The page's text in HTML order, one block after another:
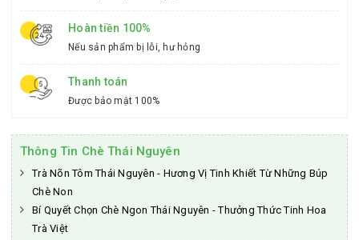
Hoàn tiền 100%
Nếu sản phẩm bị lỗi, hư hỏng
Thanh toán
Được bảo mật 100%
Thông Tin Chè Thái Nguyên
Trà Nõn Tôm Thái Nguyên - Hương Vị Tinh Khiết Từ Những Búp
Chè Non
Bí Quyết Chọn Chè Ngon Thái Nguyên - Thưởng Thức Tinh Hoa
Trà Việt